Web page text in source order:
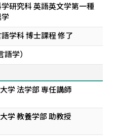
研究科 英語英文学第一種
学科 博士課程 修了
学）
学 法学部 専任講師
学 教養学部 助教授